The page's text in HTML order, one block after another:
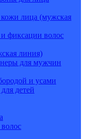
кожи лица (мужская
фиксации волос
линия)
для мужчин
и усами
детей